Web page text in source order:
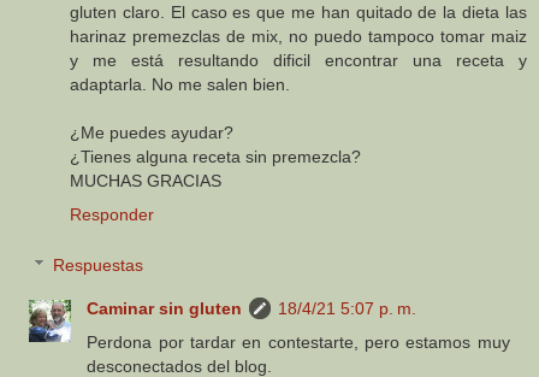
gluten claro. El caso es que me han quitado de la dieta las
harinaz premezclas de mix, no puedo tampoco tomar maiz
y me está resultando dificil encontrar una receta y
adaptarla. No me salen bien.
¿Me puedes ayudar?
¿Tienes alguna receta sin premezcla?
MUCHAS GRACIAS
Responder
Respuestas
Caminar sin gluten
18/4/21 5:07 p. m.
Perdona por tardar en contestarte, pero estamos muy
desconectados del blog.